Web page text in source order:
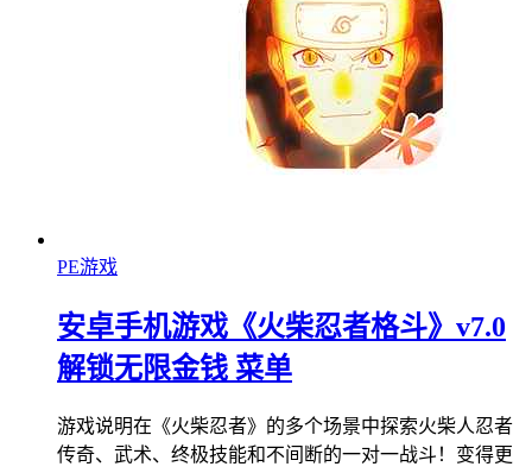
PE游戏
安卓手机游戏《火柴忍者格斗》v7.0
解锁无限金钱 菜单
游戏说明在《火柴忍者》的多个场景中探索火柴人忍者
传奇、武术、终极技能和不间断的一对一战斗！变得更